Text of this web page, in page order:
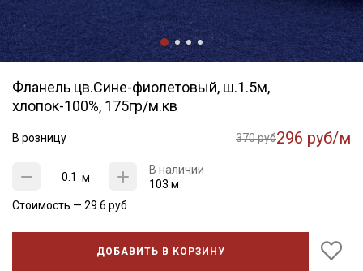
Фланель цв.Сине-фиолетовый, ш.1.5м,
хлопок-100%, 175гр/м.кв
В розницу 370 руб296 руб/м
м
В наличии
103 м
Стоимость — 29.6 руб
ДОБАВИТЬ В КОРЗИНУ